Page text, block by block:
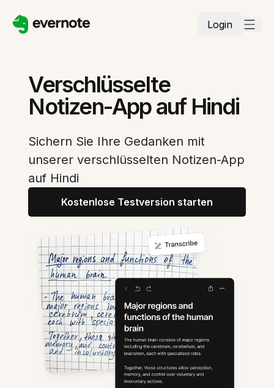
Login
Verschlüsselte
Notizen-App auf Hindi
Sichern Sie Ihre Gedanken mit
unserer verschlüsselten Notizen-App
auf Hindi
Kostenlose Testversion starten